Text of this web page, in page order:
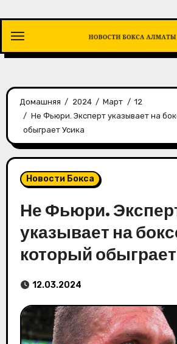
содержимому
Домашняя 2024 Март
12
Не Фьюри. Эксперт указывает на
обыграет Усика
Новости Бокса
Не Фьюри.
указывает на
который
12.03.2024